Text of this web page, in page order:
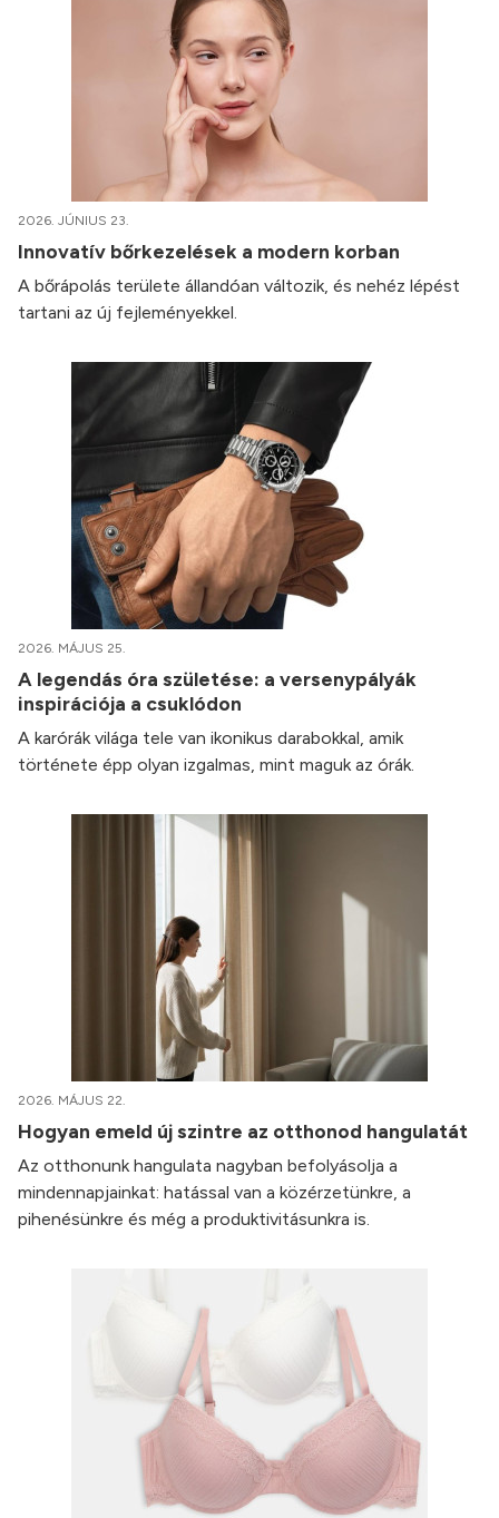
2026. JÚNIUS 23.
Innovatív bőrkezelések a modern korban
A bőrápolás területe állandóan változik, és nehéz lépést
tartani az új fejleményekkel.
2026. MÁJUS 25.
A legendás óra születése: a versenypályák
inspirációja a csuklódon
A karórák világa tele van ikonikus darabokkal, amik
története épp olyan izgalmas, mint maguk az órák.
2026. MÁJUS 22.
Hogyan emeld új szintre az otthonod hangulatát
Az otthonunk hangulata nagyban befolyásolja a
mindennapjainkat: hatással van a közérzetünkre, a
pihenésünkre és még a produktivitásunkra is.